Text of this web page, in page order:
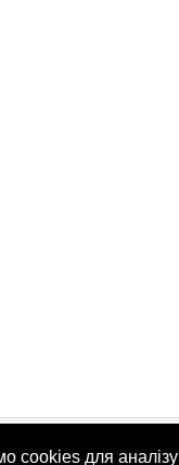
cookies для аналізу